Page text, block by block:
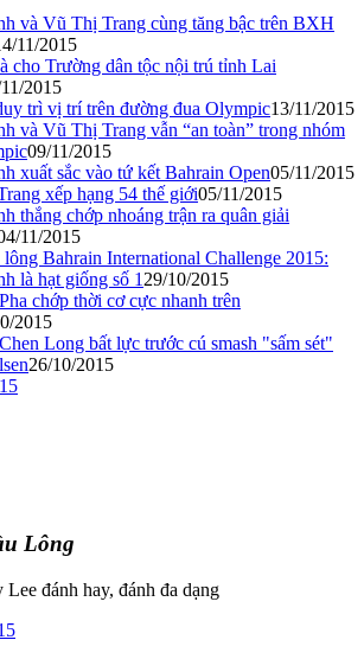
và Vũ Thị Trang cùng tăng bậc trên BXH
11/2015
cho Trường dân tộc nội trú tỉnh Lai
2015
trì vị trí trên đường đua Olympic13/11/2015
và Vũ Thị Trang vẫn “an toàn” trong nhóm
09/11/2015
xuất sắc vào tứ kết Bahrain Open05/11/2015
xếp hạng 54 thế giới05/11/2015
thắng chớp nhoáng trận ra quân giải
11/2015
Bahrain International Challenge 2015:
là hạt giống số 1 29/10/2015
chớp thời cơ cực nhanh trên
2015
Long bất lực trước cú smash "sấm sét"
26/10/2015
Lông
Lee đánh hay, đánh đa dạng